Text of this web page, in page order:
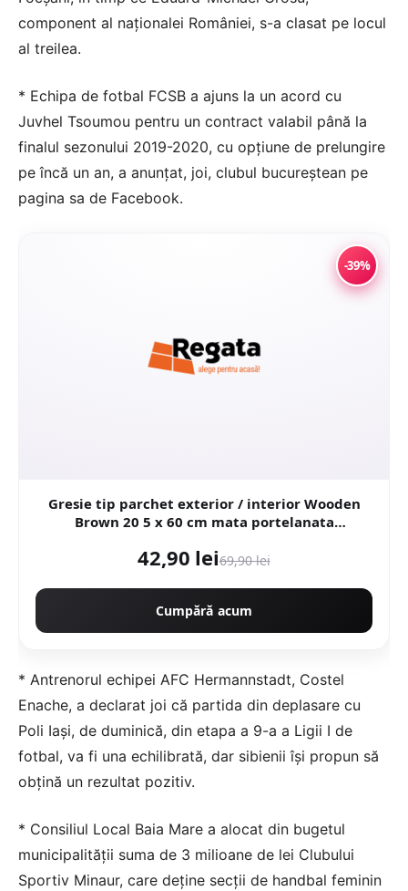
component al naţionalei României, s-a clasat pe locul
al treilea.
* Echipa de fotbal FCSB a ajuns la un acord cu
Juvhel Tsoumou pentru un contract valabil până la
finalul sezonului 2019-2020, cu opţiune de prelungire
pe încă un an, a anunţat, joi, clubul bucureştean pe
pagina sa de Facebook.
-39%
Gresie tip parchet exterior / interior Wooden
Brown 20 5 x 60 cm mata portelanata
42,90 lei69,90 lei
Cumpără acum
* Antrenorul echipei AFC Hermannstadt, Costel
Enache, a declarat joi că partida din deplasare cu
Poli Iaşi, de duminică, din etapa a 9-a a Ligii I de
fotbal, va fi una echilibrată, dar sibienii îşi propun să
obţină un rezultat pozitiv.
* Consiliul Local Baia Mare a alocat din bugetul
municipalităţii suma de 3 milioane de lei Clubului
Sportiv Minaur, care deţine secţii de handbal feminin